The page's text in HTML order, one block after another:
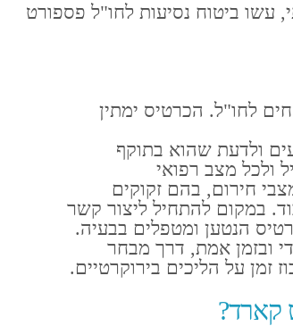
עשו ביטוח נסיעות לחו"ל פספורט
לחו"ל. הכרטיס ימתין
ולדעת שהוא בתוקף
ולכל מצב רפואי
חירום, בהם זקוקים
במקום להתחיל ליצור קשר
הנטען ומטפלים בבעיה.
ובזמן אמת, דרך מבחר
זמן על הליכים בירוקרטיים.
קארד?